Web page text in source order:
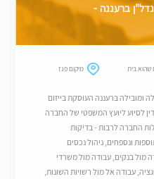
ברעננה -
שהוא בית מיקום פגז
ברעננה העוסקת בייזום
לסיוע ליועץ המשפטי של החברה
החברה לרבות - בדיקות
ונספחים, ניהול נכסים
מול בנקים, עבודה מול משרדי
עבודה אל מול רשויות השונות,